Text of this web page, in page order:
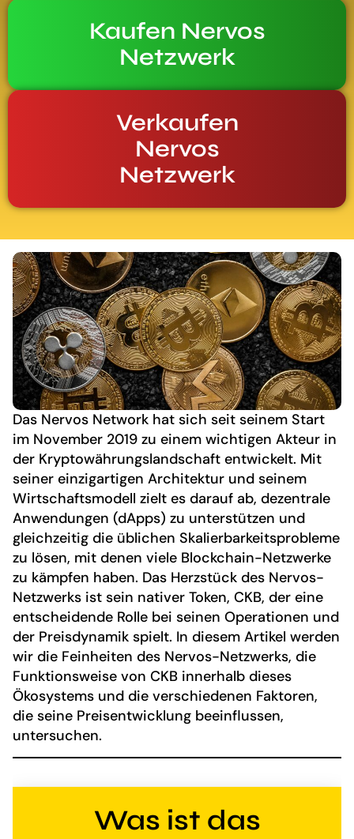
Kaufen Nervos
Netzwerk
Verkaufen
Nervos
Netzwerk
Das Nervos Network hat sich seit seinem Start
im November 2019 zu einem wichtigen Akteur in
der Kryptowährungslandschaft entwickelt. Mit
seiner einzigartigen Architektur und seinem
Wirtschaftsmodell zielt es darauf ab, dezentrale
Anwendungen (dApps) zu unterstützen und
gleichzeitig die üblichen Skalierbarkeitsprobleme
zu lösen, mit denen viele Blockchain-Netzwerke
zu kämpfen haben. Das Herzstück des Nervos-
Netzwerks ist sein nativer Token, CKB, der eine
entscheidende Rolle bei seinen Operationen und
der Preisdynamik spielt. In diesem Artikel werden
wir die Feinheiten des Nervos-Netzwerks, die
Funktionsweise von CKB innerhalb dieses
Ökosystems und die verschiedenen Faktoren,
die seine Preisentwicklung beeinflussen,
untersuchen.
Was ist das